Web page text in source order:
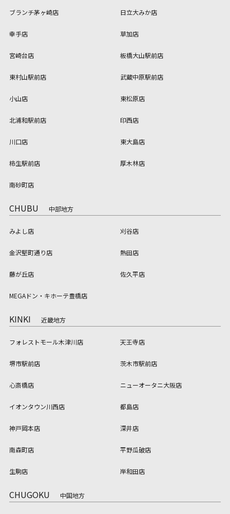
ブランチ茅ヶ崎店 日立大みか店
幸手店 草加店
宮崎台店 板橋大山駅前店
東村山駅前店 武蔵中原駅前店
小山店 東松原店
北浦和駅前店 印西店
川口店 東大島店
柿生駅前店 厚木林店
南砂町店
CHUBU 中部地方
みよし店 刈谷店
金沢堅町通り店 熱田店
藤が丘店 佐久平店
MEGAドン・キホーテ豊橋店
KINKI 近畿地方
フォレストモール木津川店 天王寺店
堺市駅前店 茨木市駅前店
心斎橋店 ニューオータニ大阪店
イオンタウン川西店 都島店
神戸岡本店 深井店
南森町店 平野瓜破店
生駒店 岸和田店
CHUGOKU 中国地方